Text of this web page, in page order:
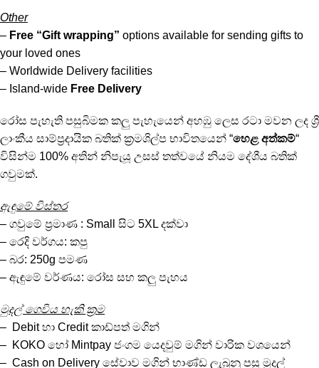
Other
– Free “Gift wrapping” options available for sending gifts to
your loved ones
– Worldwide Delivery facilities
– Island-wide Free Delivery
රෝස පැහැති පසුබිමක කලු පැහැයෙන් අහඹු ලෙස රටා මවන ලද ශ්‍රී
ලාංකීය සාම්ප්‍රදායික බතික් ක්‍රමශිල්ප භාවිතයෙන් “හෙළ අත්කම්“
විසින්ම 100% අතින් නිපැයූ උසස් තත්වයේ නියම දේශීය බතික්
ගවුමක්.
ඇඳුමේ විස්තර
– ගවුමේ ප්‍රමාණ : Small සිට 5XL දක්වා
– රෙදි වර්ගය: කපු
– බර: 250g පමණ
– ඇඳුමේ වර්ණය: රෝස සහ කලු පැහය
මුදල් ගෙවිය හැකි ක්‍රම
– Debit හා Credit කාඩ්පත් මගින්
– KOKO හෝ Mintpay ජංගම යෙදවුම් මගින් වාරික වශයෙන්
– Cash on Delivery සේවාව මගින් භාණ්ඩ ලැබුනු පසු මුදල්